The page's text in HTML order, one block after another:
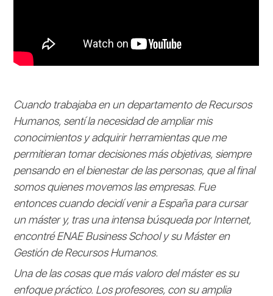
Cuando trabajaba en un departamento de Recursos
Humanos, sentí la necesidad de ampliar mis
conocimientos y adquirir herramientas que me
permitieran tomar decisiones más objetivas, siempre
pensando en el bienestar de las personas, que al final
somos quienes movemos las empresas. Fue
entonces cuando decidí venir a España para cursar
un máster y, tras una intensa búsqueda por Internet,
encontré ENAE Business School y su Máster en
Gestión de Recursos Humanos.
Una de las cosas que más valoro del máster es su
enfoque práctico. Los profesores, con su amplia